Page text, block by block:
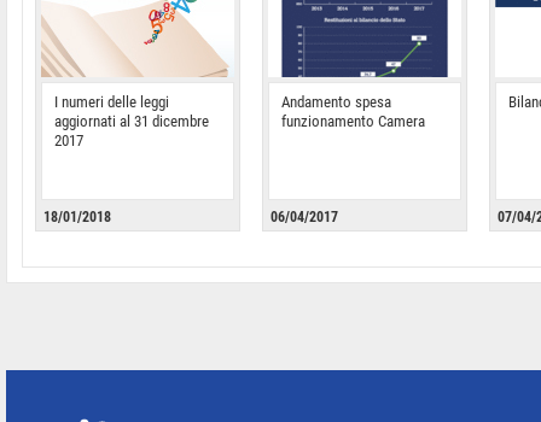
I numeri delle leggi
aggiornati al 31 dicembre
2017
18/01/2018
Andamento spesa
funzionamento Camera
06/04/2017 07/04/